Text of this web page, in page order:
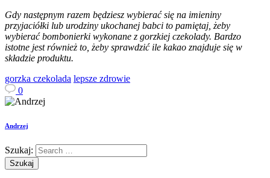
Gdy następnym razem będziesz wybierać się na imieniny
przyjaciółki lub urodziny ukochanej babci to pamiętaj, żeby
wybierać bombonierki wykonane z gorzkiej czekolady. Bardzo
istotne jest również to, żeby sprawdzić ile kakao znajduje się w
składzie produktu.
gorzka czekolada lepsze zdrowie
0
Andrzej
Szukaj: